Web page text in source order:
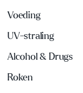
Voeding
UV-straling
Alcohol & Drugs
Roken